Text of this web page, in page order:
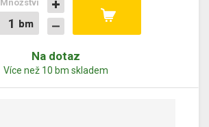
bm
bm
Množství
Na dotaz
Více než 10 bm skladem